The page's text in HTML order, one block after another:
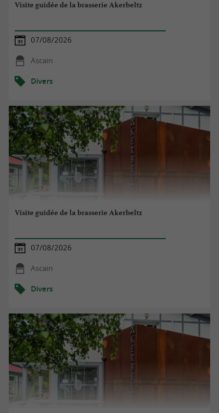
Visite guidée de la brasserie Akerbeltz
07/08/2026
Ascain
Divers
Visite guidée de la brasserie Akerbeltz
07/08/2026
Ascain
Divers